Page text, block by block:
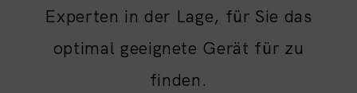
Experten in der Lage, für Sie das
optimal geeignete Gerät für zu
finden.